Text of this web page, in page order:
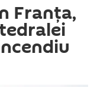
Franţa,